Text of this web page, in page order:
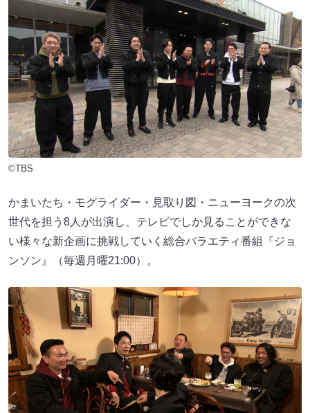
©TBS
かまいたち・モグライダー・見取り図・ニューヨークの次
世代を担う8人が出演し、テレビでしか見ることができな
い様々な新企画に挑戦していく総合バラエティ番組『ジョ
ンソン』（毎週月曜21:00）。